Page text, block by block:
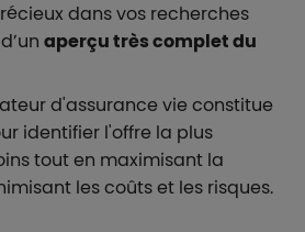
dans vos recherches
aperçu très complet du
d'assurance vie constitue
identifier l'offre la plus
tout en maximisant la
les coûts et les risques.